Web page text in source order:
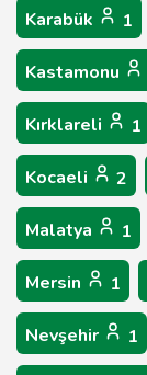
Karabük 1
Kastamonu
Kırklareli 1
Kocaeli 2
Malatya 1
Mersin 1
Nevşehir 1